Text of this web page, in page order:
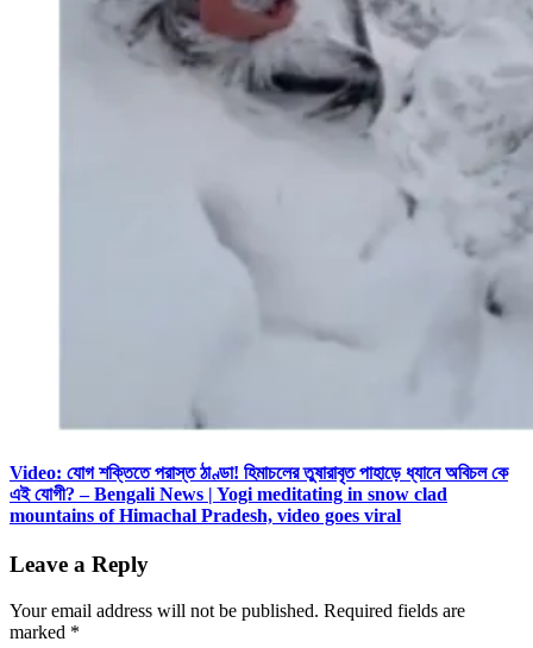
Video: যোগ শক্তিতে পরাস্ত ঠাণ্ডা! হিমাচলের তুষারাবৃত পাহাড়ে ধ্যানে অবিচল কে
এই যোগী? – Bengali News | Yogi meditating in snow clad
mountains of Himachal Pradesh, video goes viral
Leave a Reply
Your email address will not be published. Required fields are
marked *